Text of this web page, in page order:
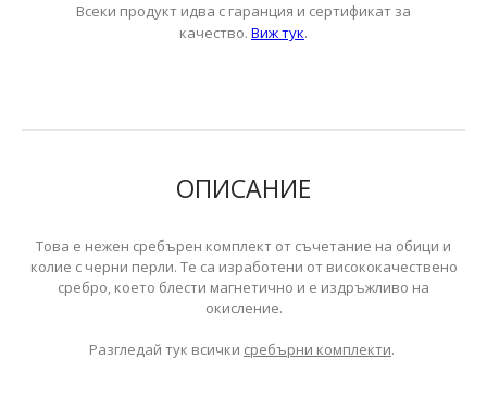
Всеки продукт идва с гаранция и сертификат за
качество. Виж тук.
ОПИСАНИЕ
Това е нежен сребърен комплект от съчетание на обици и
колие с черни перли. Те са изработени от висококачествено
сребро, което блести магнетично и е издръжливо на
окисление.
Разгледай тук всички сребърни комплекти.